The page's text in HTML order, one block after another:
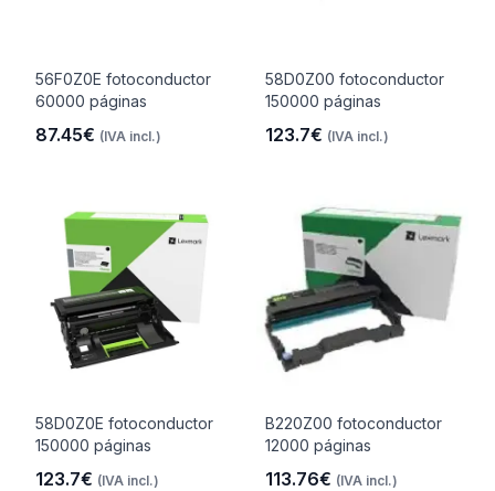
56F0Z0E fotoconductor
60000 páginas
87.45€ (IVA incl.)
58D0Z00 fotoconductor
150000 páginas
123.7€ (IVA incl.)
58D0Z0E fotoconductor
150000 páginas
123.7€ (IVA incl.)
B220Z00 fotoconductor
12000 páginas
113.76€ (IVA incl.)